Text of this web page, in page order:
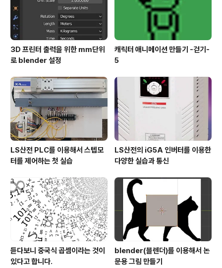
3D 프린터 출력을 위한 mm단위
로 blender 설정
캐릭터 애니메이션 만들기 -걷기-
5
LS산전 PLC를 이용해서 스텝모
터를 제어하는 첫 실습
LS산전의 iG5A 인버터를 이용한
다양한 실습과 통신
듣다보니 중국식 곱셈이라는 것이
있다고 합니다.
blender(블렌더)를 이용해서 논
문용 그림 만들기